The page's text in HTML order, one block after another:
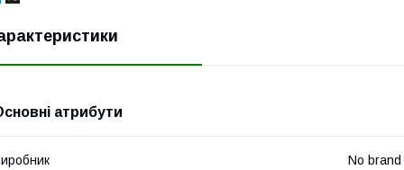
атрибути
No brand